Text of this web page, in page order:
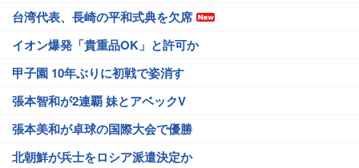
台湾代表、長崎の平和式典を欠席
イオン爆発「貴重品OK」と許可か
甲子園 10年ぶりに初戦で姿消す
張本智和が2連覇 妹とアベックV
張本美和が卓球の国際大会で優勝
北朝鮮が兵士をロシア派遣決定か